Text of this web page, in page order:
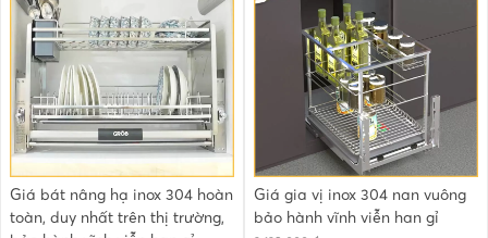
Giá bát nâng hạ inox 304 hoàn
toàn, duy nhất trên thị trường,
Giá gia vị inox 304 nan vuông
bảo hành vĩnh viễn han gỉ